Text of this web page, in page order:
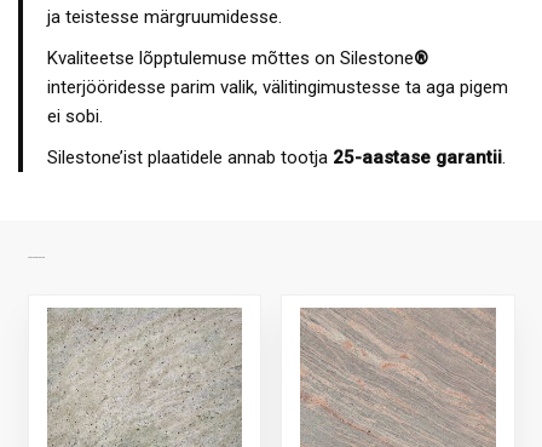
ja teistesse märgruumidesse.
Kvaliteetse lõpptulemuse mõttes on Silestone®
interjööridesse parim valik, välitingimustesse ta aga pigem
ei sobi.
Silestone’ist plaatidele annab tootja 25-aastase garantii.